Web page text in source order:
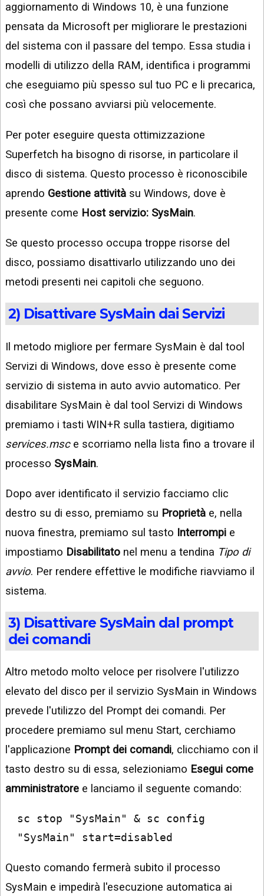
aggiornamento di Windows 10, è una funzione
pensata da Microsoft per migliorare le prestazioni
del sistema con il passare del tempo. Essa studia i
modelli di utilizzo della RAM, identifica i programmi
che eseguiamo più spesso sul tuo PC e li precarica,
così che possano avviarsi più velocemente.
Per poter eseguire questa ottimizzazione
Superfetch ha bisogno di risorse, in particolare il
disco di sistema. Questo processo è riconoscibile
aprendo Gestione attività su Windows, dove è
presente come Host servizio: SysMain.
Se questo processo occupa troppe risorse del
disco, possiamo disattivarlo utilizzando uno dei
metodi presenti nei capitoli che seguono.
2) Disattivare SysMain dai Servizi
Il metodo migliore per fermare SysMain è dal tool
Servizi di Windows, dove esso è presente come
servizio di sistema in auto avvio automatico. Per
disabilitare SysMain è dal tool Servizi di Windows
premiamo i tasti WIN+R sulla tastiera, digitiamo
services.msce scorriamo nella lista fino a trovare il
processo SysMain.
Dopo aver identificato il servizio facciamo clic
destro su di esso, premiamo su Proprietà e, nella
nuova finestra, premiamo sul tasto Interrompi e
impostiamo Disabilitato nel menu a tendina Tipo di
avvio. Per rendere effettive le modifiche riavviamo il
sistema.
3) Disattivare SysMain dal prompt
dei comandi
Altro metodo molto veloce per risolvere l'utilizzo
elevato del disco per il servizio SysMain in Windows
prevede l'utilizzo del Prompt dei comandi. Per
procedere premiamo sul menu Start, cerchiamo
l'applicazione Prompt dei comandi, clicchiamo con il
tasto destro su di essa, selezioniamo Esegui come
amministratore e lanciamo il seguente comando:
sc stop "SysMain" & sc config
"SysMain" start=disabled
Questo comando fermerà subito il processo
SysMain e impedirà l'esecuzione automatica ai